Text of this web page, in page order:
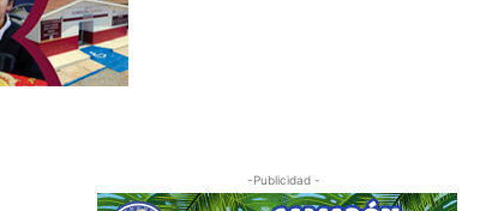
-Publicidad -